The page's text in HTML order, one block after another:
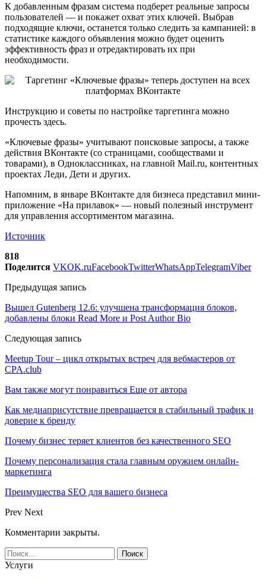
К добавленным фразам система подберет реальные запросы
пользователей — и покажет охват этих ключей. Выбрав
подходящие ключи, останется только следить за кампанией: в
статистике каждого объявления можно будет оценить
эффективность фраз и отредактировать их при
необходимости.
Инструкцию и советы по настройке таргетинга можно
прочесть здесь.
«Ключевые фразы» учитывают поисковые запросы, а также
действия ВКонтакте (со страницами, сообществами и
товарами), в Одноклассниках, на главной Mail.ru, контентных
проектах Леди, Дети и других.
Напомним, в январе ВКонтакте для бизнеса представил мини-
приложение «На прилавок» — новый полезный инструмент
для управления ассортиментом магазина.
Источник
818
Поделится VKOK.ruFacebookTwitterWhatsAppTelegramViber
Предыдущая запись
Вышел Gutenberg 12.6: улучшена трансформация блоков,
добавлены блоки Read More и Post Author Bio
Следующая запись
Meetup Tour – цикл открытых встреч для вебмастеров от
CPA.club
Вам также могут понравиться Еще от автора
Как медиаприсутствие превращается в стабильный трафик и
доверие к бренду
Почему бизнес теряет клиентов без качественного SEO
Почему персонализация стала главным оружием онлайн-
маркетинга
Преимущества SEO для вашего бизнеса
Prev Next
Комментарии закрыты.
Услуги